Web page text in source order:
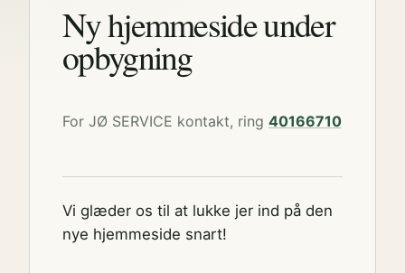
Ny hjemmeside under
opbygning
For JØ SERVICE kontakt, ring 40166710
Vi glæder os til at lukke jer ind på den
nye hjemmeside snart!